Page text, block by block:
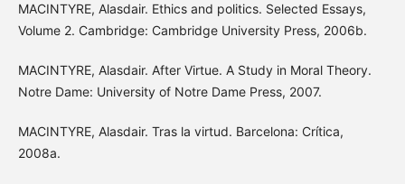
MACINTYRE, Alasdair. Ethics and politics. Selected Essays,
Volume 2. Cambridge: Cambridge University Press, 2006b.
MACINTYRE, Alasdair. After Virtue. A Study in Moral Theory.
Notre Dame: University of Notre Dame Press, 2007.
MACINTYRE, Alasdair. Tras la virtud. Barcelona: Crítica,
2008a.